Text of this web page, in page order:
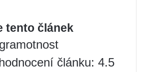
tento článek
článku: 4.5